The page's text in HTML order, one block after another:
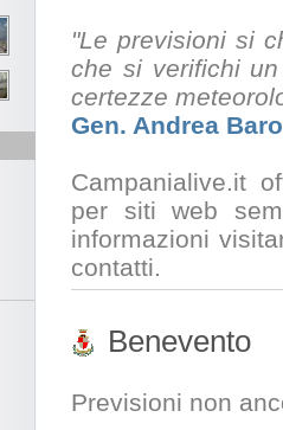
"Le previsioni si
che si verifichi
certezze
Gen. Andrea
Campanialive.it
per siti web
informazioni
contatti.
Benevento
Previsioni non